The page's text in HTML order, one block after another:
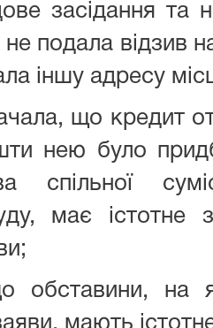
засідання та
подала відзив
іншу адресу
що кредит
нею було
спільної
має істотне
обставини, на
мають